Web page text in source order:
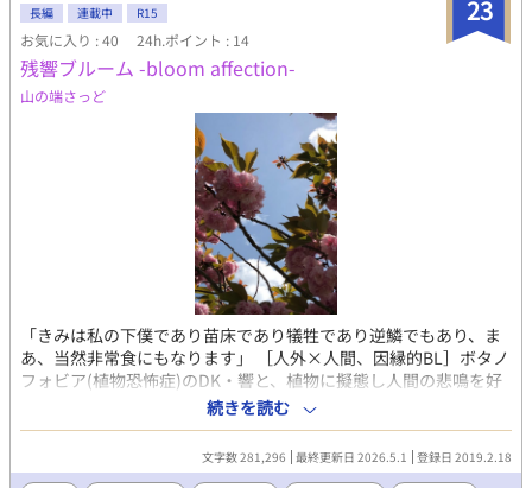
23
長編 連載中 R15
お気に入り : 40 24h.ポイント : 14
残響ブルーム -bloom affection-
山の端さっど
「きみは私の下僕であり苗床であり犠牲であり逆鱗でもあり、ま
あ、当然非常食にもなります」 ［人外×人間、因縁的BL］ボタノ
フォビア(植物恐怖症)のDK・響と、植物に擬態し人間の悲鳴を好
む謎の化物「蝕橆」・影の主従関係。「ショクブツに喰べられな
い」ために「スケープゴート」にされるその時から、化物や幽霊
たちが響の日常を侵食し始める。 「……なんだ。きみ、凄く……
良い声、出すじゃありませんか」 ※月1〜2回、日曜21時更新予定
続きを読む
文字数 281,296 最終更新日 2026.5.1 登録日 2019.2.18